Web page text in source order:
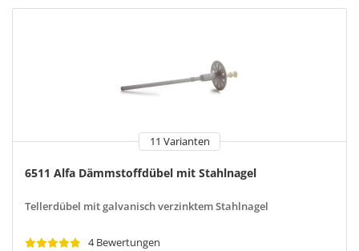
11 Varianten
6511 Alfa Dämmstoffdübel mit Stahlnagel
Tellerdübel mit galvanisch verzinktem Stahlnagel
4 Bewertungen